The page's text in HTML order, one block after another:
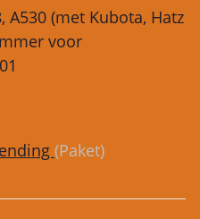
A530 (met Kubota, Hatz
voor
(Paket)